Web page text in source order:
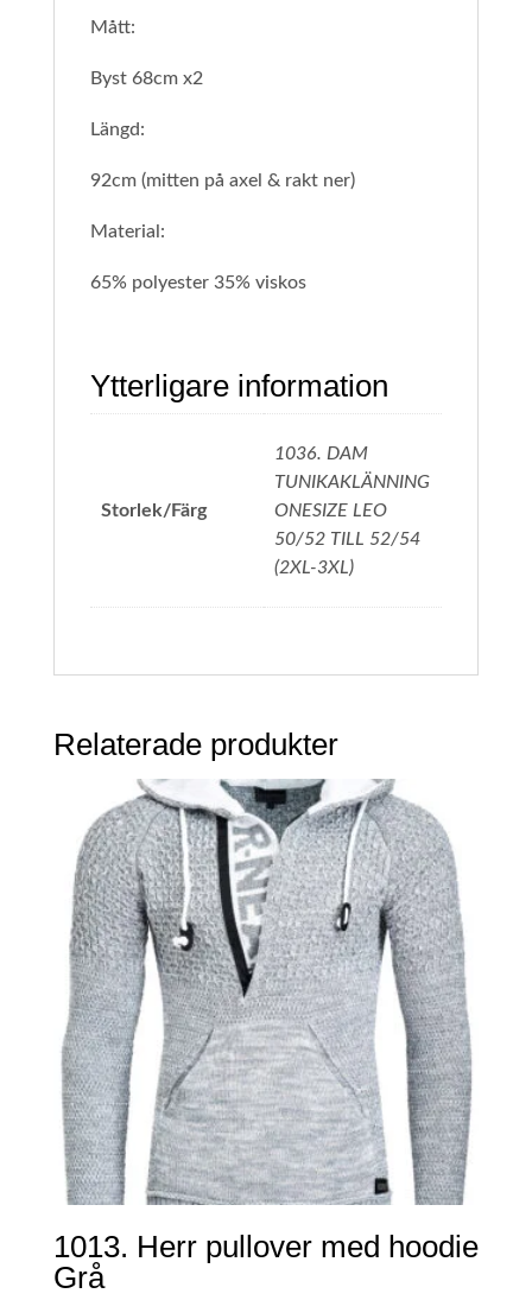
Mått:
Byst 68cm x2
Längd:
92cm (mitten på axel & rakt ner)
Material:
65% polyester 35% viskos
Ytterligare information
Storlek/Färg
1036. DAM
TUNIKAKLÄNNING
ONESIZE LEO
50/52 TILL 52/54
(2XL-3XL)
Relaterade produkter
1013. Herr pullover med hoodie
Grå